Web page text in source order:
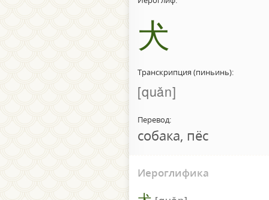
犬
Транскрипция (пиньинь):
quǎn
Перевод:
собака, пёс
Иероглифика